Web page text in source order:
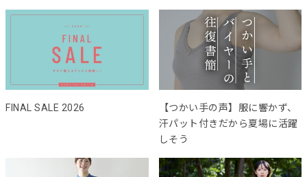
FINAL SALE 2026
【つかい手の声】服に響かず、
汗パット付きだから夏場に活躍
しそう